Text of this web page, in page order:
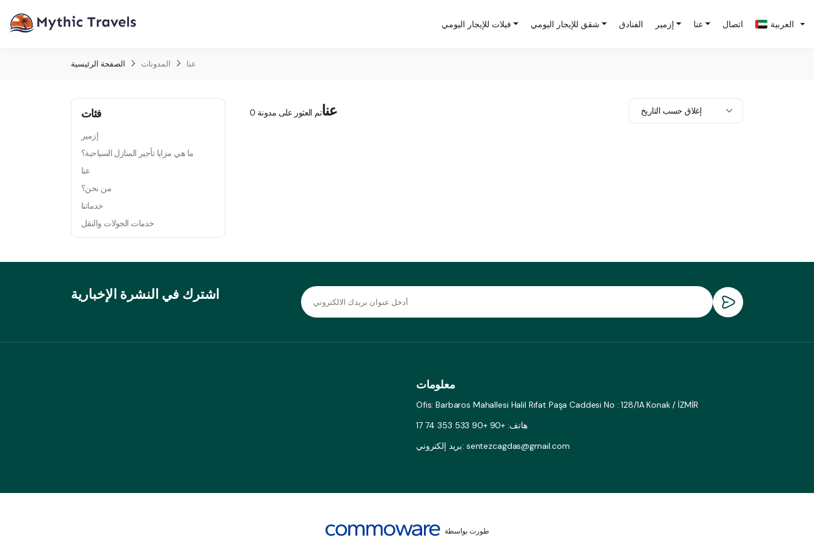
فيلات للإيجار اليومي شقق للإيجار اليومي الفنادق إزمير عنا اتصال العربية
الصفحة الرئيسية المدونات عنا
فئات
إزمير
ما هي مزايا تأجير المنازل السياحية؟
عنا
من نحن؟
خدماتنا
خدمات الجولات والنقل
عناتم العثور على مدونة 0
اشترك في النشرة الإخبارية
معلومات
Ofis: Barbaros Mahallesi Halil Rıfat Paşa Caddesi No : 128/1A Konak / İZMİR
هاتف: +90 +90 533 353 74 17
بريد إلكتروني: sentezcagdas@gmail.com
طورت بواسطة